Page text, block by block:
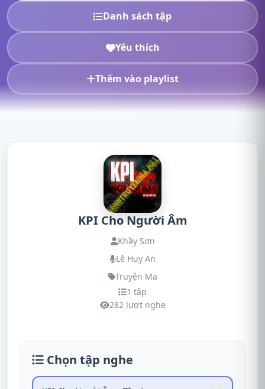
Danh sách tập
Yêu thích
Thêm vào playlist
KPI Cho Người Âm
Khầy Sơn
Lê Huy An
Truyện Ma
1 tập
282 lượt nghe
Chọn tập nghe